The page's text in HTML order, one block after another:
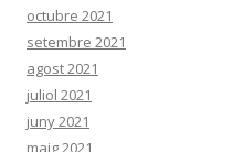
octubre 2021
setembre 2021
agost 2021
juliol 2021
juny 2021
maig 2021